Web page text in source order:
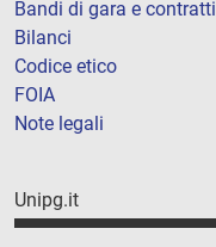
Bandi di gara e contratti
Bilanci
Codice etico
FOIA
Note legali
Unipg.it